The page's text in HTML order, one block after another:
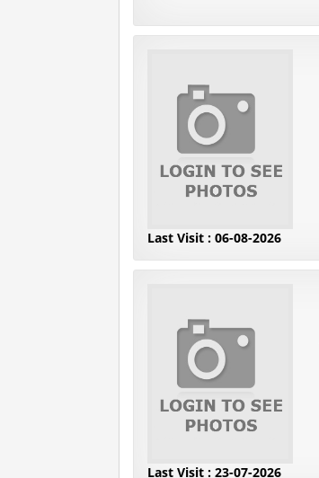
Last Visit : 06-08-2026
Last Visit : 23-07-2026